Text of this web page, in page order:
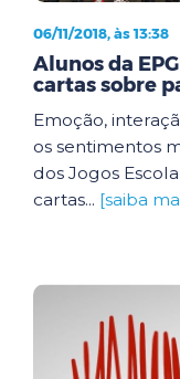
06/11/2018, às 13:38
Alunos da
cartas sobre
Emoção,
os sentimentos
dos Jogos
cartas... [saiba